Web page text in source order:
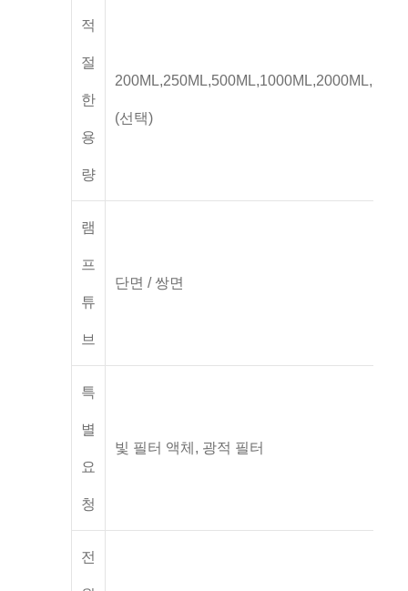
적
절
한
용
량
(선택)
램
프
튜
브
단면 / 쌍면
특
별
요
청
빛 필터 액체, 광적 필터
전